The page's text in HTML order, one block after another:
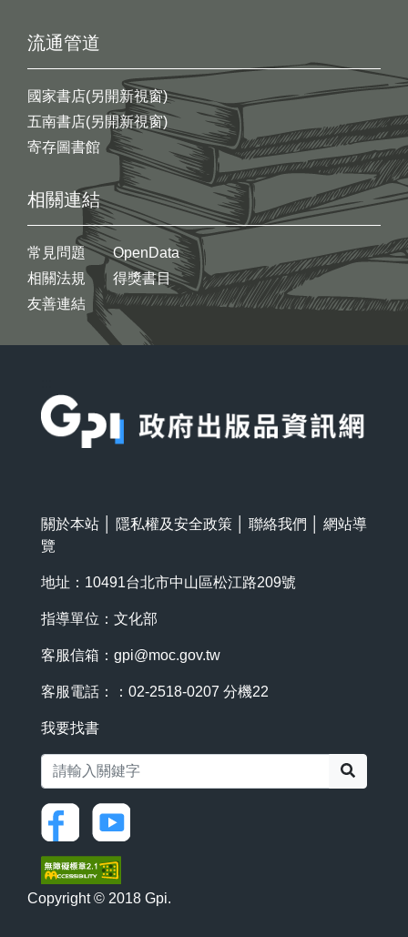
流通管道
國家書店(另開新視窗)
五南書店(另開新視窗)
寄存圖書館
相關連結
常見問題
相關法規
友善連結
OpenData
得獎書目
關於本站 隱私權及安全政策 聯絡我們
網站導
覽
地址：10491台北市中山區松江路209號
指導單位：文化部
客服信箱： gpi@moc.gov.tw
客服電話：：02-2518-0207 分機22
我要找書
Copyright © 2018 Gpi.